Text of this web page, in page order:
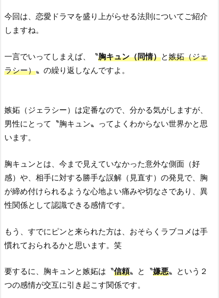
今回は、恋愛ドラマを盛り上がらせる法則についてご紹介
しますね。
一言でいってしまえば、〝胸キュン（同情）と嫉妬（ジェ
ラシー）〟の繰り返しなんですよ。
嫉妬（ジェラシー）は定番なので、分かる気がしますが、
男性にとって〝胸キュン〟ってよくわからない世界かと思
います。
胸キュンとは、今まで見えていなかった意外な側面（好
感）や、相手に対する勝手な誤解（見直す）の発見で、胸
が締め付けられるような心地よい痛みや切なさであり、異
性関係として認識できる感情です。
もう、すでにピンと来られた方は、おそらくラブコメは手
慣れておられるかと思います。笑
要するに、胸キュンと嫉妬は〝信頼〟と〝嫌悪〟という２
つの感情が交互に引き起こす関係です。